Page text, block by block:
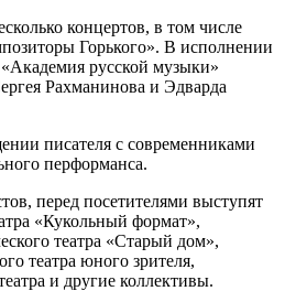
концертов, в том числе
Горького». В исполнении
русской музыки»
Рахманинова и Эдварда
писателя с современниками
перформанса.
перед посетителями выступят
«Кукольный формат»,
театра «Старый дом»,
театра юного зрителя,
и другие коллективы.